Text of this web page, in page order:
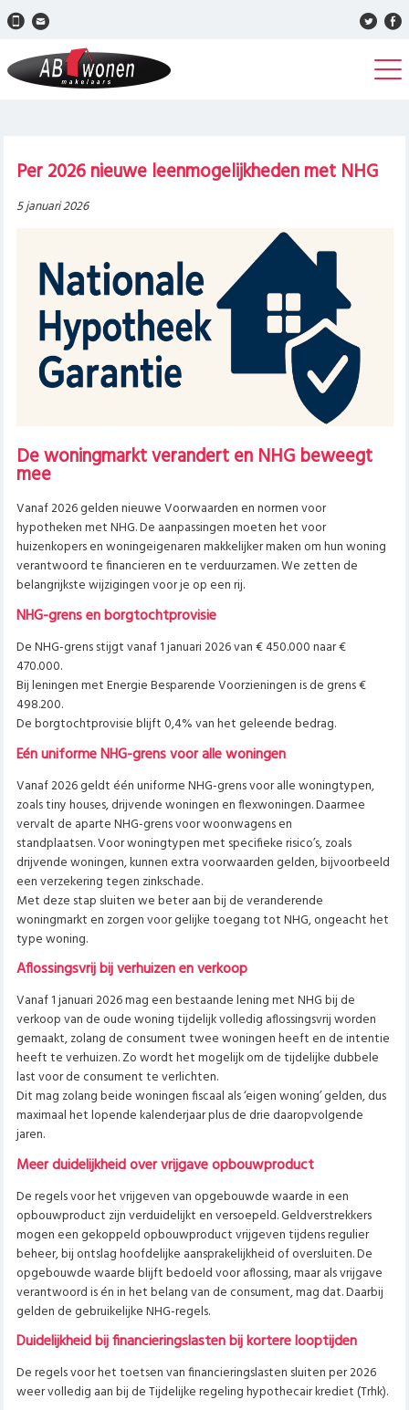
Per 2026 nieuwe leenmogelijkheden met NHG
5 januari 2026
De woningmarkt verandert en NHG beweegt
mee
Vanaf 2026 gelden nieuwe Voorwaarden en normen voor
hypotheken met NHG. De aanpassingen moeten het voor
huizenkopers en woningeigenaren makkelijker maken om hun woning
verantwoord te financieren en te verduurzamen. We zetten de
belangrijkste wijzigingen voor je op een rij.
NHG-grens en borgtochtprovisie
De NHG-grens stijgt vanaf 1 januari 2026 van € 450.000 naar €
470.000.
Bij leningen met Energie Besparende Voorzieningen is de grens €
498.200.
De borgtochtprovisie blijft 0,4% van het geleende bedrag.
Eén uniforme NHG-grens voor alle woningen
Vanaf 2026 geldt één uniforme NHG-grens voor alle woningtypen,
zoalstiny houses, drijvende woningen en flexwoningen.Daarmee
vervalt de aparte NHG-grens voor woonwagens en
standplaatsen.Voor woningtypen met specifieke risico’s, zoals
drijvende woningen, kunnen extra voorwaarden gelden, bijvoorbeeld
een verzekering tegen zinkschade.
Met deze stap sluiten we beter aan bij de veranderende
woningmarkt en zorgen voor gelijke toegang tot NHG, ongeacht het
type woning.
Aflossingsvrij bij verhuizen en verkoop
Vanaf 1 januari 2026 mag een bestaande lening met NHG bij de
verkoop van de oude woning tijdelijk volledig aflossingsvrij worden
gemaakt, zolang de consument twee woningen heeft en de intentie
heeft te verhuizen. Zo wordt het mogelijk om de tijdelijke dubbele
last voor de consument te verlichten.
Dit mag zolang beide woningen fiscaal als ‘eigen woning’ gelden, dus
maximaal het lopende kalenderjaar plus de drie daaropvolgende
jaren.
Meer duidelijkheid over vrijgave opbouwproduct
De regels voor het vrijgeven van opgebouwde waarde in een
opbouwproduct zijn verduidelijkt en versoepeld. Geldverstrekkers
mogen een gekoppeld opbouwproduct vrijgeven tijdens regulier
beheer, bij ontslag hoofdelijke aansprakelijkheid of oversluiten. De
opgebouwde waarde blijft bedoeld voor aflossing, maar als vrijgave
verantwoord is én in het belang van de consument, mag dat. Daarbij
gelden de gebruikelijke NHG-regels.
Duidelijkheid bij financieringslasten bij kortere looptijden
De regels voor het toetsen van financieringslasten sluiten per 2026
weer volledig aan bij de Tijdelijke regeling hypothecair krediet (Trhk).